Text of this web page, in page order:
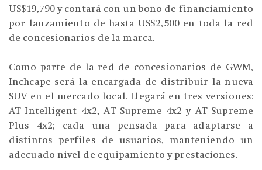
US$19,790 y contará con un bono de financiamiento
por lanzamiento de hasta US$2,500 en toda la red
de concesionarios de la marca.
Como parte de la red de concesionarios de GWM,
Inchcape será la encargada de distribuir la nueva
SUV en el mercado local. Llegará en tres versiones:
AT Intelligent 4x2, AT Supreme 4x2 y AT Supreme
Plus 4x2; cada una pensada para adaptarse a
distintos perfiles de usuarios, manteniendo un
adecuado nivel de equipamiento y prestaciones.